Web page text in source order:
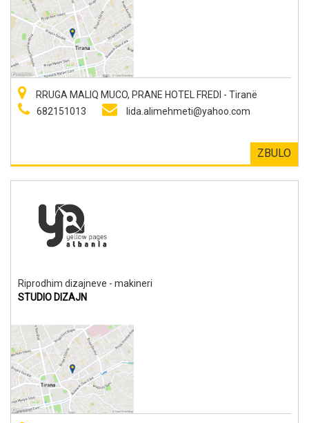
RRUGA MALIQ MUCO, PRANE HOTEL FREDI - Tiranë
682151013
lida.alimehmeti@yahoo.com
ZBULO
Riprodhim dizajneve - makineri
STUDIO DIZAJN